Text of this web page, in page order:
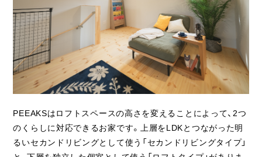
お知らせ
ブログ
会社概要
スタッフ紹介
採用情報
PEEAKSはロフトスペースの高さを変えることによって、2つ
のくらしに対応できるお家です。上層をLDKとつながった明
るいセカンドリビングとして使う「セカンドリビングタイプ」